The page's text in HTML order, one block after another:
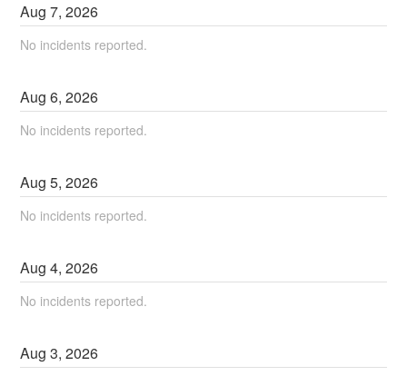
Aug7,2026
No incidents reported.
Aug6,2026
No incidents reported.
Aug5,2026
No incidents reported.
Aug4,2026
No incidents reported.
Aug3,2026